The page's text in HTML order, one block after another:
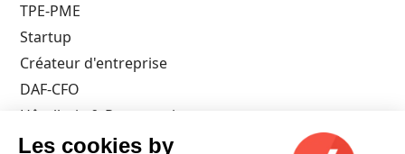
Les cookies by
TPE-PME
Startup
Créateur d'entreprise
DAF-CFO
Hôtellerie & Restauration
Architecte